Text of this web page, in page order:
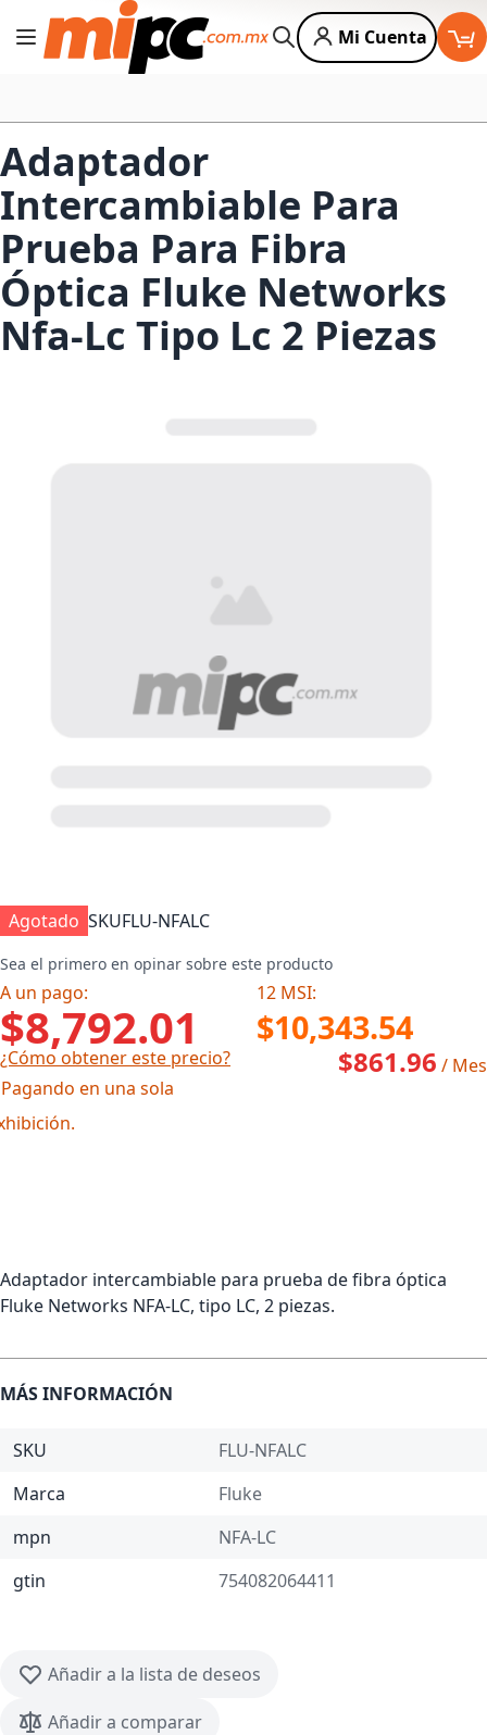
Cambiar Nav
Buscar
Mi Cuenta
Adaptador
Intercambiable Para
Prueba Para Fibra
Óptica Fluke Networks
Nfa-Lc Tipo Lc 2 Piezas
Agotado SKUFLU-NFALC
Sea el primero en opinar sobre este producto
A un pago: 12 MSI:
$8,792.01 $10,343.54
¿Cómo obtener este precio?
en una sola
$861.96 / Mes
Adaptador intercambiable para prueba de fibra óptica
Fluke Networks NFA-LC, tipo LC, 2 piezas.
MÁS INFORMACIÓN
SKU
FLU-NFALC
Marca
Fluke
mpn
NFA-LC
gtin
754082064411
Añadir a la lista de deseos
Añadir a comparar